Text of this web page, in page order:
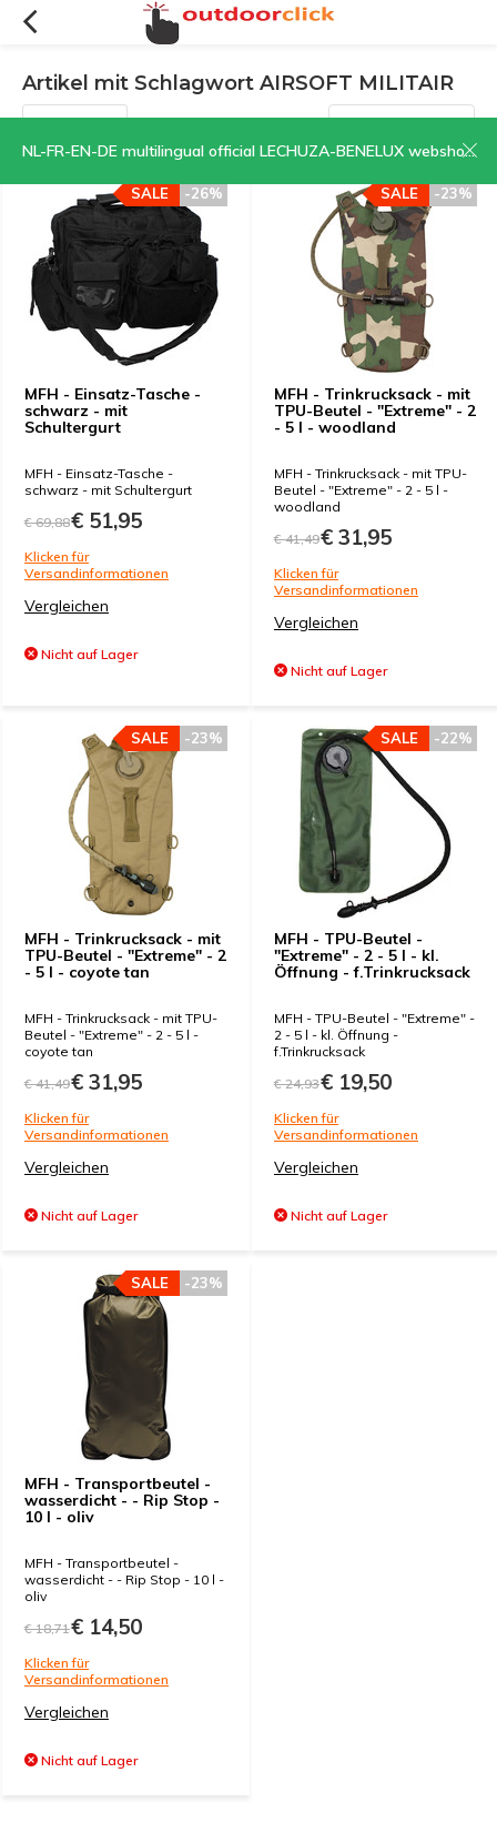
NL-FR-EN-DE multilingual official LECHUZA-BENELUX webshop | CLICK HERE NOW!
Artikel mit Schlagwort AIRSOFT MILITAIR
Filter Sortieren nach:
MFH - Einsatz-Tasche -
schwarz - mit
Schultergurt
-26%
SALE
MFH - Einsatz-Tasche -
schwarz - mit Schultergurt
€ 69,88€ 51,95
Klicken für
Versandinformationen
Vergleichen
Nicht auf Lager
MFH - Trinkrucksack - mit
TPU-Beutel - "Extreme" - 2
- 5 l - woodland
-23%
SALE
MFH - Trinkrucksack - mit TPU-
Beutel - "Extreme" - 2 - 5 l -
woodland
€ 41,49€ 31,95
Klicken für
Versandinformationen
Vergleichen
Nicht auf Lager
MFH - Trinkrucksack - mit
TPU-Beutel - "Extreme" - 2
- 5 l - coyote tan
-23%
SALE
MFH - Trinkrucksack - mit TPU-
Beutel - "Extreme" - 2 - 5 l -
coyote tan
€ 41,49€ 31,95
Klicken für
Versandinformationen
Vergleichen
Nicht auf Lager
MFH - TPU-Beutel -
"Extreme" - 2 - 5 l - kl.
Öffnung - f.Trinkrucksack
-22%
SALE
MFH - TPU-Beutel - "Extreme" -
2 - 5 l - kl. Öffnung -
f.Trinkrucksack
€ 24,93€ 19,50
Klicken für
Versandinformationen
Vergleichen
Nicht auf Lager
MFH - Transportbeutel -
wasserdicht - - Rip Stop -
10 l - oliv
-23%
SALE
MFH - Transportbeutel -
wasserdicht - - Rip Stop - 10 l -
oliv
€ 18,71€ 14,50
Klicken für
Versandinformationen
Vergleichen
Nicht auf Lager